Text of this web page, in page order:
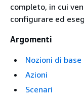
completo, in cui
configurare ed
Argomenti
Nozioni di base
Azioni
Scenari